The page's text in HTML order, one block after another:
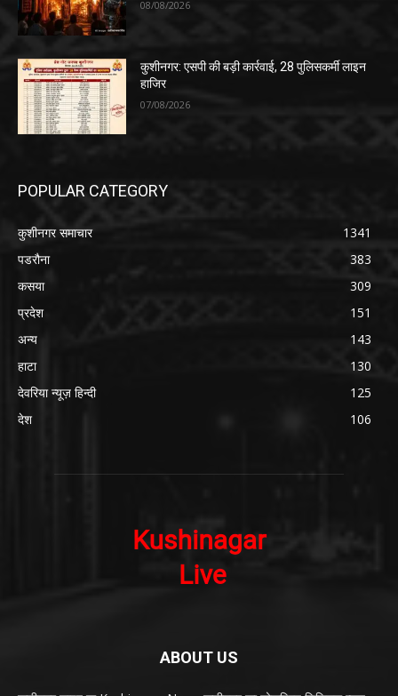
08/08/2026
कुशीनगर: एसपी की बड़ी कार्रवाई, 28 पुलिसकर्मी लाइन
हाजिर
07/08/2026
POPULAR CATEGORY
कुशीनगर समाचार
1341
पडरौना
383
कसया
309
प्रदेश
151
अन्य
143
हाटा
130
देवरिया न्यूज़ हिन्दी
125
देश
106
ABOUT US